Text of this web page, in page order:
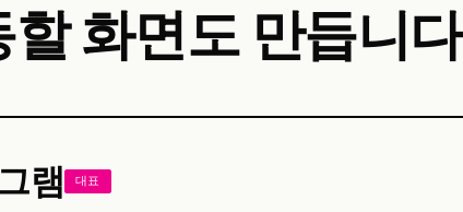
화면도 만듭니
램 대표